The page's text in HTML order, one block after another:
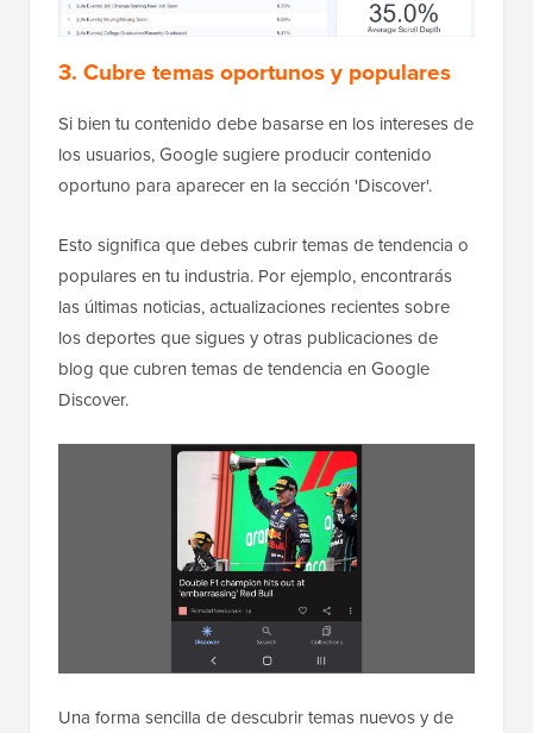
3. Cubre temas oportunos y populares
Si bien tu contenido debe basarse en los intereses de
los usuarios, Google sugiere producir contenido
oportuno para aparecer en la sección 'Discover'.
Esto significa que debes cubrir temas de tendencia o
populares en tu industria. Por ejemplo, encontrarás
las últimas noticias, actualizaciones recientes sobre
los deportes que sigues y otras publicaciones de
blog que cubren temas de tendencia en Google
Discover.
Una forma sencilla de descubrir temas nuevos y de